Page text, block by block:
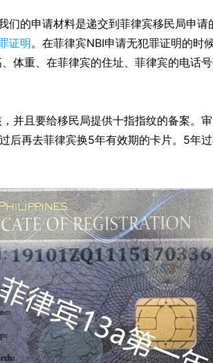
们的申请材料是递交到菲律宾移民局申请
证明。在菲律宾NBI申请无犯罪证明的时
体重、在菲律宾的住址、菲律宾的电话
并且要给移民局提供十指指纹的备案。
后再去菲律宾换5年有效期的卡片。5年